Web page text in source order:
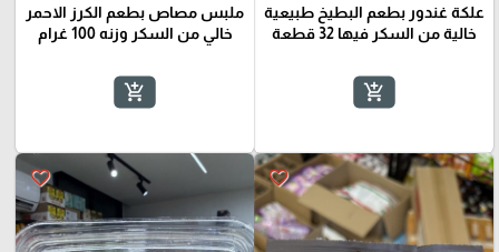
علكة غندور بطعم البطيخ طبيعية
خالية من السكر فيها 32 قطعة
add_shopping_cart
ملبس مصاص بطعم الكرز الاحمر
خالي من السكر وزنه 100 غرام
add_shopping_cart
favorite_border
favorite_border